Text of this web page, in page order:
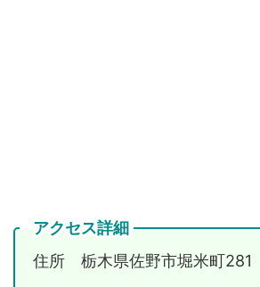
アクセス詳細
住所 栃木県佐野市堀米町281